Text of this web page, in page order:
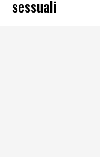
sessuali